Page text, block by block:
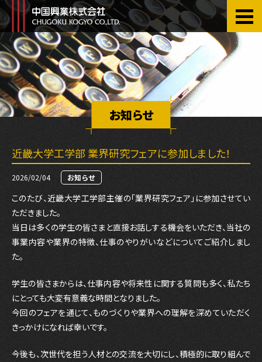
Skip
to
the
content
お知らせ
近畿大学工学部 業界研究フェアに参加しました！
2026/02/04 お知らせ
このたび、近畿大学工学部主催の「業界研究フェア」に参加させてい
ただきました。
当日は多くの学生の皆さまと直接お話しする機会をいただき、当社の
事業内容や業界の特徴、仕事のやりがいなどについてご紹介しまし
た。
学生の皆さまからは、仕事内容や将来性に関する質問も多く、私たち
にとっても大変有意義な時間となりました。
今回のフェアを通じて、ものづくりや業界への理解を深めていただく
きっかけになれば幸いです。
今後も、次世代を担う人材との交流を大切にし、積極的に取り組んで